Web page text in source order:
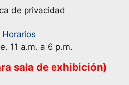
de privacidad
Horarios
11 a.m. a 6 p.m.
sala de exhibición)